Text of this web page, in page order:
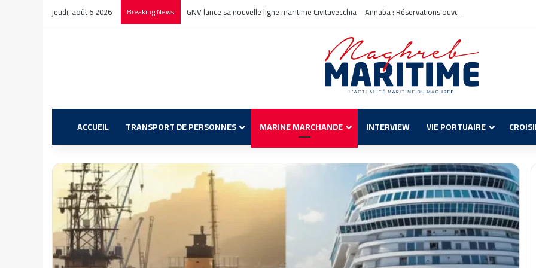
jeudi, août 6 2026 Breaking News GNV lance sa nouvelle ligne maritime Civitavecchia – Annaba : Réservations ouvertes !
ACCUEIL TRANSPORT DE PERSONNES MARINE MARCHANDE INTERVIEW VIE PORTUAIRE